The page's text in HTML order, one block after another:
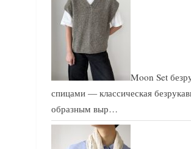
Moon Set
спицами — классическая
образным выр…